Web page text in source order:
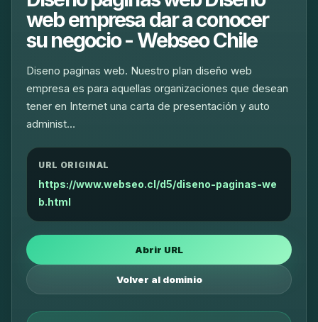
web empresa dar a conocer
su negocio - Webseo Chile
Diseno paginas web. Nuestro plan diseño web
empresa es para aquellas organizaciones que desean
tener en Internet una carta de presentación y auto
administ…
URL ORIGINAL
https://www.webseo.cl/d5/diseno-paginas-we
b.html
Abrir URL
Volver al dominio